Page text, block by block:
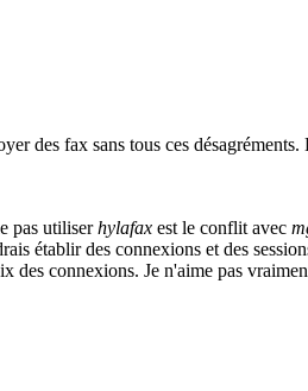
des fax sans tous ces
pas utiliserhylafax est le conflit avec
établir des connexions et des
connexions. Je n'aime pas